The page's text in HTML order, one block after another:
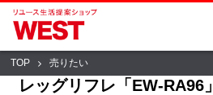
TOP 売りたい
レッグリフレ「EW-RA96」